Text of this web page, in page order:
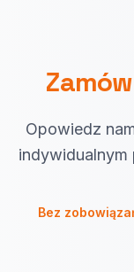
Opowiedz
Bez